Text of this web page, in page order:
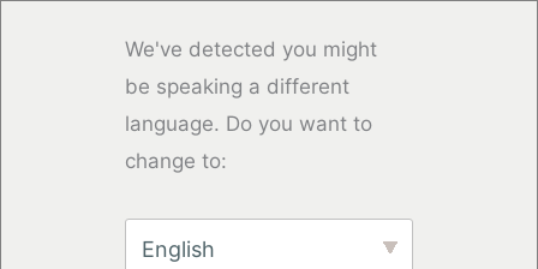
We've detected you might
be speaking a different
language. Do you want to
change to:
English